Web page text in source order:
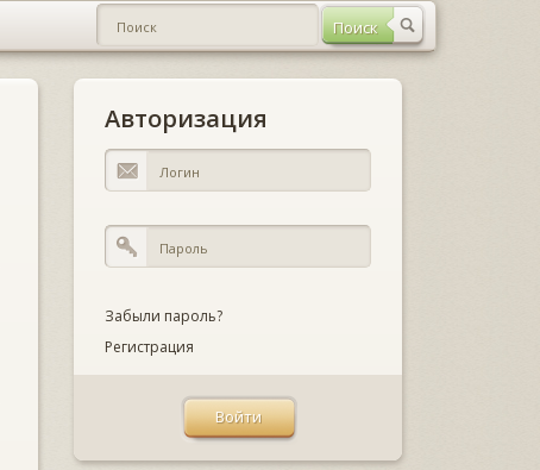
Авторизация
Забыли пароль?
Регистрация